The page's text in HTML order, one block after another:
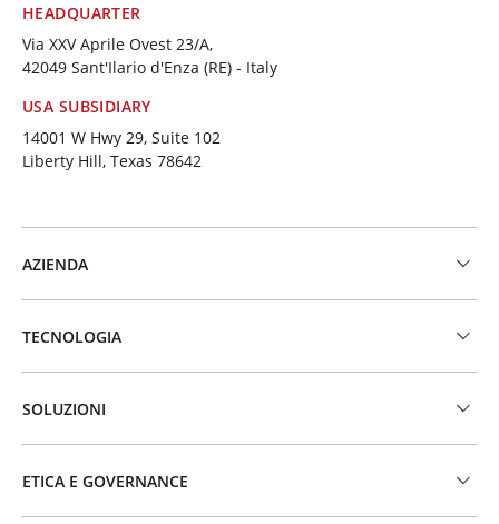
HEADQUARTER
Via XXV Aprile Ovest 23/A,
42049 Sant'Ilario d'Enza (RE) - Italy
USA SUBSIDIARY
14001 W Hwy 29, Suite 102
Liberty Hill, Texas 78642
AZIENDA
TECNOLOGIA
SOLUZIONI
ETICA E GOVERNANCE